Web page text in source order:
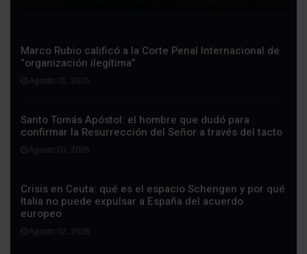
Marco Rubio calificó a la Corte Penal Internacional de
“organización ilegítima”
Agosto 01, 2026
Santo Tomás Apóstol: el hombre que dudó para
confirmar la Resurrección del Señor a través del tacto
Agosto 03, 2026
Crisis en Ceuta: qué es el espacio Schengen y por qué
Italia no puede expulsar a España del acuerdo
europeo
Agosto 02, 2026